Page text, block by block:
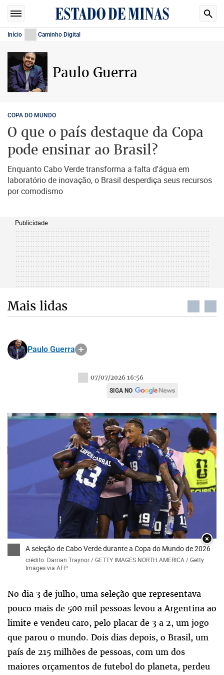
Início Caminho Digital
Paulo Guerra
COPA DO MUNDO
O que o país destaque da Copa
pode ensinar ao Brasil?
Enquanto Cabo Verde transforma a falta d'água em
laboratório de inovação, o Brasil desperdiça seus recursos
por comodismo
Publicidade
Mais lidas
Paulo Guerra
07/07/2026 16:56
SIGA NO
×
A seleção de Cabo Verde durante a Copa do Mundo de 2026
crédito: Darrian Traynor / GETTY IMAGES NORTH AMERICA / Getty
Images via AFP
No dia 3 de julho, uma seleção que representava
pouco mais de 500 mil pessoas levou a Argentina ao
limite e vendeu caro, pelo placar de 3 a 2, um jogo
que parou o mundo. Dois dias depois, o Brasil, um
país de 215 milhões de pessoas, com um dos
maiores orçamentos de futebol do planeta, perdeu